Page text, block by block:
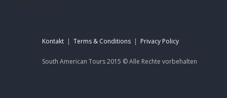
Kontakt | Terms & Conditions | Privacy Policy
South American Tours 2015 ©Alle Rechte vorbehalten